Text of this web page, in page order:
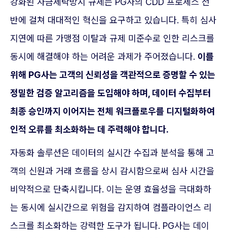
반에 걸쳐 대대적인 혁신을 요구하고 있습니다. 특히 심사
지연에 따른 가맹점 이탈과 규제 미준수로 인한 리스크를
동시에 해결해야 하는 어려운 과제가 주어졌습니다. 이를
위해 PG사는 고객의 신뢰성을 객관적으로 증명할 수 있는
정밀한 검증 알고리즘을 도입해야 하며, 데이터 수집부터
최종 승인까지 이어지는 전체 워크플로우를 디지털화하여
인적 오류를 최소화하는 데 주력해야 합니다.
자동화 솔루션은 데이터의 실시간 수집과 분석을 통해 고
객의 신원과 거래 흐름을 상시 감시함으로써 심사 시간을
비약적으로 단축시킵니다. 이는 운영 효율성을 극대화하
는 동시에 실시간으로 위험을 감지하여 컴플라이언스 리
스크를 최소화하는 강력한 도구가 됩니다. PG사는 데이